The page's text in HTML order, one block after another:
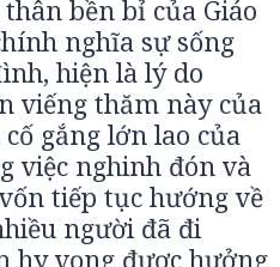
bền bỉ của Giáo
nghĩa sự sống
hiện là lý do
viếng thăm này của
gắng lớn lao của
việc nghinh đón và
tiếp tục hướng về
người đã đi
hy vọng được hưởng